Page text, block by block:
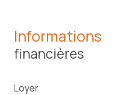
Informations
financières
Loyer